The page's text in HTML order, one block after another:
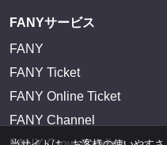
FANYサービス
FANY
FANY Ticket
FANY Online Ticket
FANY Channel